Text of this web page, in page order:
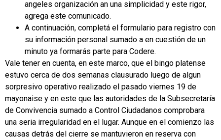
angeles organización an una simplicidad y este rigor,
agrega este comunicado.
A continuación, completá el formulario para registro con
su información personal sumado a en cuestión de un
minuto ya formarás parte para Codere.
Vale tener en cuenta, en este marco, que el bingo platense
estuvo cerca de dos semanas clausurado luego de algun
sorpresivo operativo realizado el pasado viernes 19 de
mayonaise y en este que las autoridades de la Subsecretaría
de Convivencia sumado a Control Ciudadanos comprobara
una seria irregularidad en el lugar. Aunque en el comienzo las
causas detrás del cierre se mantuvieron en reserva con